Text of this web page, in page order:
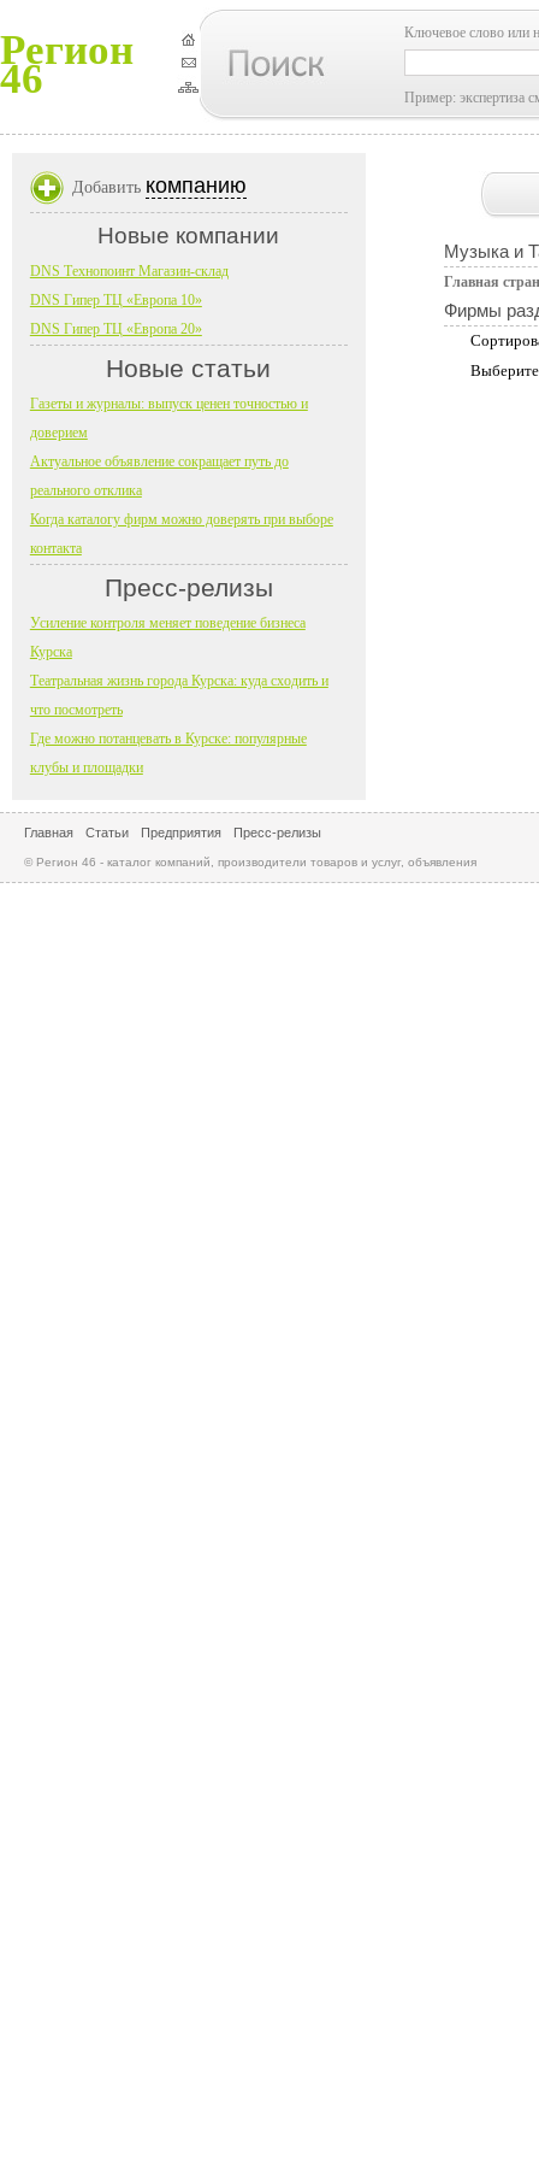
Регион
46
Ключевое слово или
Пример: экспертиза
Музыка и
Главная
Фирмы
Добавить компанию
Новые компании
DNS Технопоинт Магазин-склад
DNS Гипер ТЦ «Европа 10»
DNS Гипер ТЦ «Европа 20»
Новые статьи
Газеты и журналы: выпуск ценен точностью и
доверием
Актуальное объявление сокращает путь до
реального отклика
Когда каталогу фирм можно доверять при выборе
контакта
Пресс-релизы
Усиление контроля меняет поведение бизнеса
Курска
Театральная жизнь города Курска: куда сходить и
что посмотреть
Где можно потанцевать в Курске: популярные
клубы и площадки
Главная Статьи Предприятия Пресс-релизы
© Регион 46 - каталог компаний, производители товаров и услуг, объявления